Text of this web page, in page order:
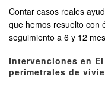
Contar casos reales
que hemos resuelto con
seguimiento a 6 y 12
Intervenciones en
perimetrales de